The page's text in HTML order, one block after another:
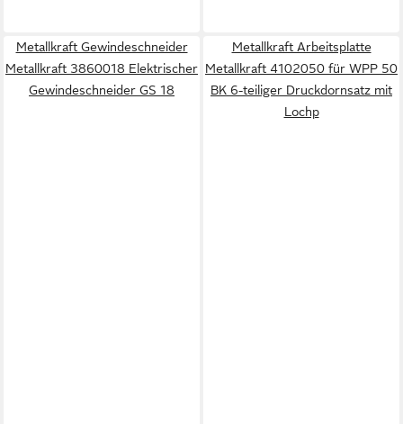
Metallkraft Gewindeschneider
Metallkraft 3860018 Elektrischer
Gewindeschneider GS 18
Metallkraft Arbeitsplatte
Metallkraft 4102050 für WPP 50
BK 6-teiliger Druckdornsatz mit
Lochp